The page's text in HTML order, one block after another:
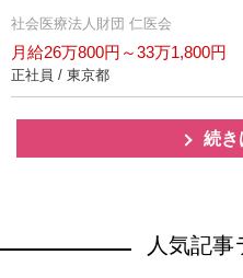
社会医療法人財団 仁医会
月給26万800円～33万1,800円
正社員 / 東京都
続き
人気記事